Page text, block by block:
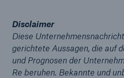
Disclaimer
Diese
gerichtete Aussagen, die auf
und Prognosen der
Re beruhen. Bekannte und
Sachdeckung durch
Rückversicherungspartner